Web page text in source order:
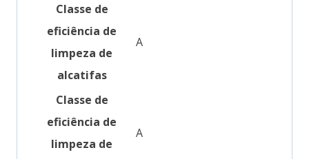
Classe de
eficiência de
limpeza de
alcatifas
‎A
Classe de
eficiência de
limpeza de
‎A